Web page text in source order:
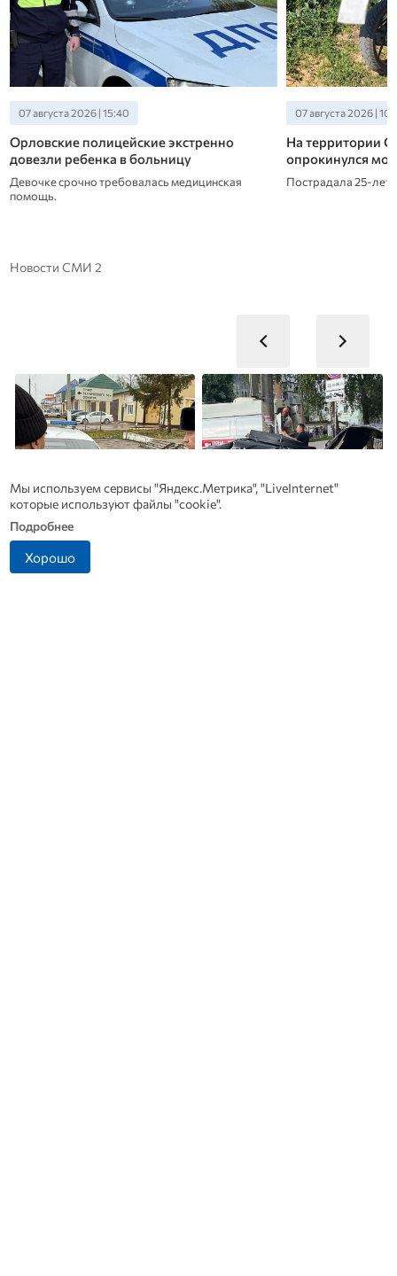
07 августа 2026 | 15:40
Орловские полицейские экстренно
довезли ребенка в больницу
Девочке срочно требовалась медицинская
помощь.
07 августа 2026 |
На территории
опрокинулся
Пострадала 25-
Новости СМИ 2
Мы используем сервисы "Яндекс.Метрика", "LiveInternet"
которые используют файлы "cookie".
Подробнее
Хорошо